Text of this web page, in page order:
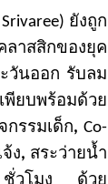
ยังถูก
าสสิกของยุค
วันออก รับลม
พียบพร้อมด้วย
กรรมเด็ก,Co-
ง, สระว่ายน้ำ